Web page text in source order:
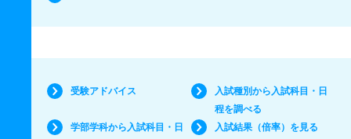
受験アドバイス
入試種別から入試科目・日
程を調べる
学部学科から入試科目・日
入試結果（倍率）を見る